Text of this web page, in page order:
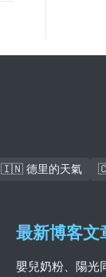
🇮🇳 德里的天氣
最新博客文
嬰兒奶粉、陽光